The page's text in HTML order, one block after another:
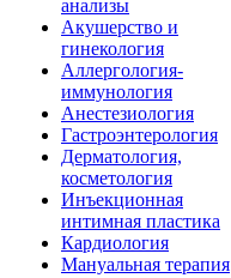
анализы
Акушерство и
гинекология
Аллергология-
иммунология
Анестезиология
Гастроэнтерология
Дерматология,
косметология
Инъекционная
интимная пластика
Кардиология
Мануальная терапия